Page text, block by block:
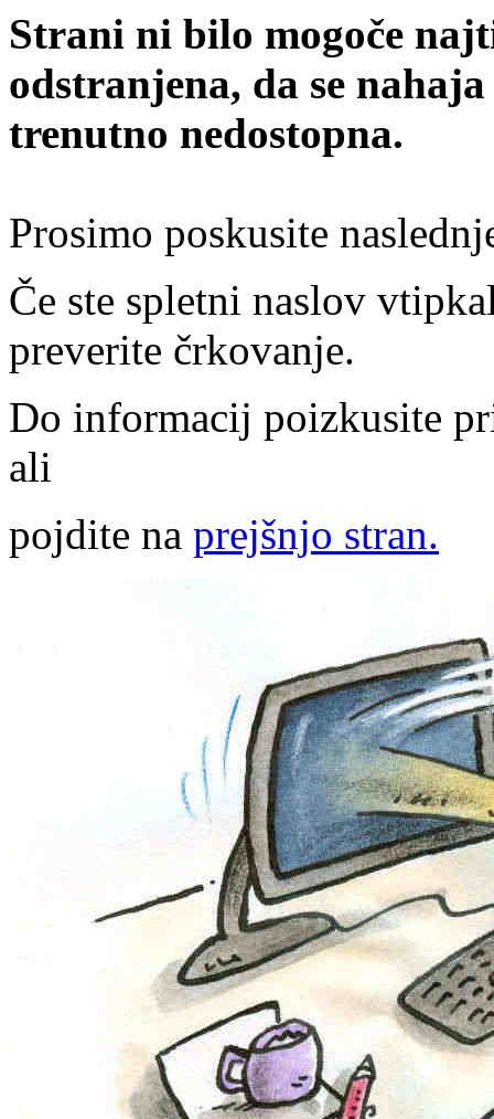
Strani ni bilo mogoče
odstranjena, da se
trenutno nedostopna.
Prosimo poskusite
Če ste spletni naslov
preverite črkovanje.
Do informacij poizkusite
ali
pojdite na prejšnjo stran.